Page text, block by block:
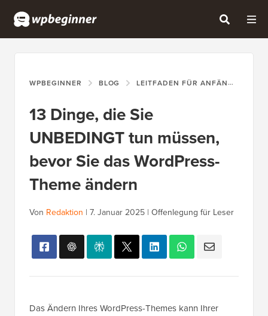
WPBEGINNER BLOG LEITFADEN FÜR ANFÄNGER
13 Dinge, die Sie
UNBEDINGT tun müssen,
bevor Sie das WordPress-
Theme ändern
Von Redaktion | 7. Januar 2025 | Offenlegung für Leser
Das Ändern Ihres WordPress-Themes kann Ihrer